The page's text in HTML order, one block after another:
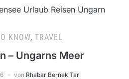
KNOW, TRAVEL
– Ungarns Meer
von Rhabar Bernek Tar